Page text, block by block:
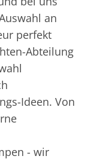
an
perfekt
Abteilung
Ideen. Von
- wir